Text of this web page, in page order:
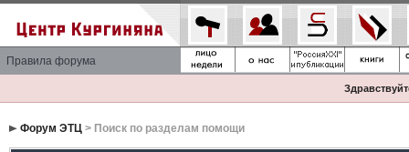
Правила форума
Форум ЭТЦ> Поиск по разделам помощи